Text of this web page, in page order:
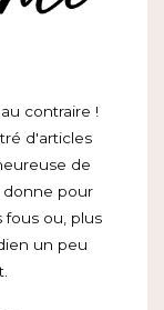
contraire !
d'articles
de
donne pour
fous ou, plus
un peu